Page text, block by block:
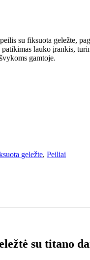
su fiksuota geležte,
lauko įrankis,
gamtoje.
geležte, Peiliai
su titano